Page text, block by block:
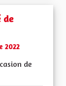
de
2022
de